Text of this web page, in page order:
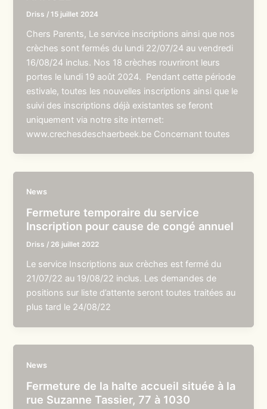
Driss /15 juillet 2024
Chers Parents, Le service inscriptions ainsi que nos
crèches sont fermés du lundi 22/07/24 au vendredi
16/08/24 inclus. Nos 18 crèches rouvriront leurs
portes le lundi 19 août 2024. Pendant cette période
estivale, toutes les nouvelles inscriptions ainsi que le
suivi des inscriptions déjà existantes se feront
uniquement via notre site internet:
www.crechesdeschaerbeek.be Concernant toutes
News
Fermeture temporaire du service
Inscription pour cause de congé annuel
Driss / 26 juillet 2022
Le service Inscriptions aux crèches est fermé du
21/07/22 au 19/08/22 inclus. Les demandes de
positions sur liste d’attente seront toutes traitées au
plus tard le 24/08/22
News
Fermeture de la halte accueil située à la
rue Suzanne Tassier, 77 à 1030